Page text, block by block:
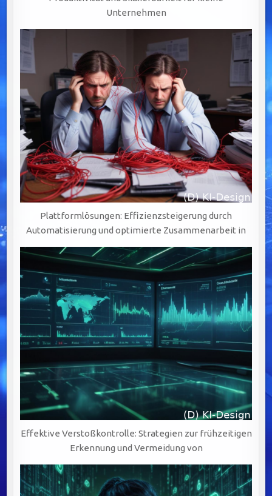
Unternehmen
Plattformlösungen: Effizienzsteigerung durch
Automatisierung und optimierte Zusammenarbeit in
Effektive Verstoßkontrolle: Strategien zur frühzeitigen
Erkennung und Vermeidung von